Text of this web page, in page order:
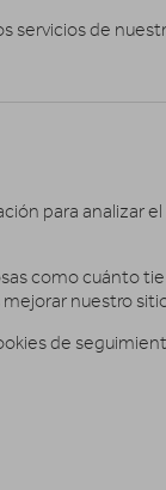
servicios de
para analizar
como cuánto
nuestro
de